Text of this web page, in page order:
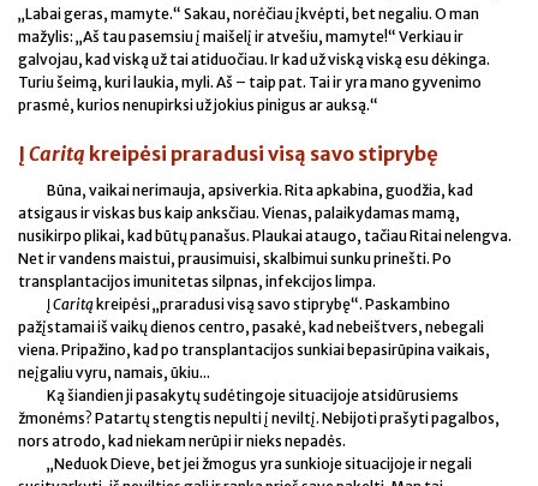
„Labai geras, mamyte.“ Sakau, norėčiau įkvėpti, bet negaliu. O man
mažylis: „Aš tau pasemsiu į maišelį ir atvešiu, mamyte!“ Verkiau ir
galvojau, kad viską už tai atiduočiau. Ir kad už viską viską esu dėkinga.
Turiu šeimą, kuri laukia, myli. Aš – taip pat. Tai ir yra mano gyvenimo
prasmė, kurios nenupirksi už jokius pinigus ar auksą.“
Į Caritą kreipėsi praradusi visą savo stiprybę
Būna, vaikai nerimauja, apsiverkia. Rita apkabina, guodžia, kad
atsigaus ir viskas bus kaip anksčiau. Vienas, palaikydamas mamą,
nusikirpo plikai, kad būtų panašus. Plaukai ataugo, tačiau Ritai nelengva.
Net ir vandens maistui, prausimuisi, skalbimui sunku prinešti. Po
transplantacijos imunitetas silpnas, infekcijos limpa.
ĮCaritąkreipėsi „praradusi visą savo stiprybę“. Paskambino
pažįstamai iš vaikų dienos centro, pasakė, kad nebeištvers, nebegali
viena. Pripažino, kad po transplantacijos sunkiai bepasirūpina vaikais,
neįgaliu vyru, namais, ūkiu...
Ką šiandien ji pasakytų sudėtingoje situacijoje atsidūrusiems
žmonėms? Patartų stengtis nepulti į neviltį. Nebijoti prašyti pagalbos,
nors atrodo, kad niekam nerūpi ir nieks nepadės.
„Neduok Dieve, bet jei žmogus yra sunkioje situacijoje ir negali